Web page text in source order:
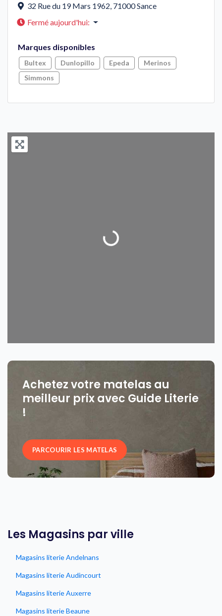
32 Rue du 19 Mars 1962, 71000Sance
Fermé aujourd'hui:
Marques disponibles
Bultex Dunlopillo Epeda
Merinos
Simmons
Loading...
Achetez votre matelas au
meilleur prix avec Guide Literie
!
PARCOURIR LES MATELAS
Les Magasins par ville
Magasins literie Andelnans
Magasins literie Audincourt
Magasins literie Auxerre
Magasins literie Beaune